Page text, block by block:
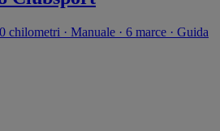
chilometri · Manuale · 6 marce · Guida